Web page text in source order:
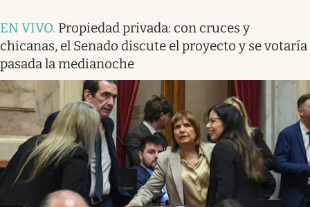
EN VIVO. Propiedad privada: con cruces y
chicanas, el Senado discute el proyecto y se votaría
pasada la medianoche